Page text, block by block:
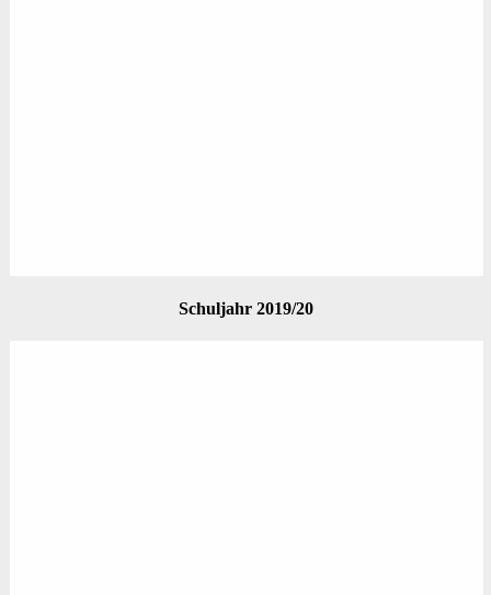
Schuljahr 2019/20